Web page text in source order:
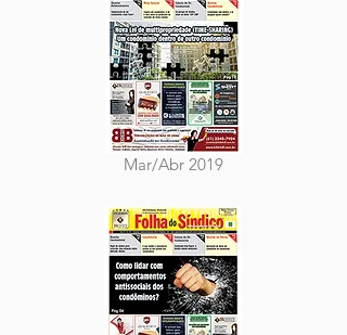
Mar/Abr 2019